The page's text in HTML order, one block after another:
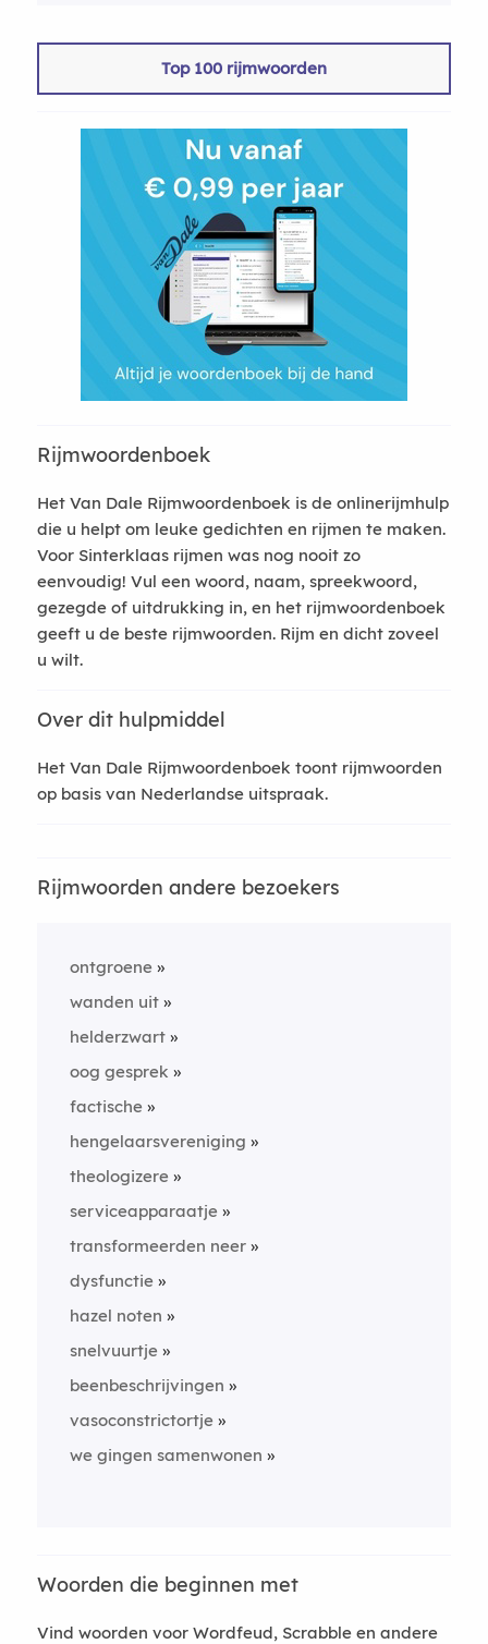
Top 100 rijmwoorden
Rijmwoordenboek
Het Van Dale Rijmwoordenboek is de onlinerijmhulp
die u helpt om leuke gedichten en rijmen te maken.
Voor Sinterklaas rijmen was nog nooit zo
eenvoudig! Vul een woord, naam, spreekwoord,
gezegde of uitdrukking in, en het rijmwoordenboek
geeft u de beste rijmwoorden. Rijm en dicht zoveel
u wilt.
Over dit hulpmiddel
Het Van Dale Rijmwoordenboek toont rijmwoorden
op basis van Nederlandse uitspraak.
Rijmwoorden andere bezoekers
ontgroene
wanden uit
helderzwart
oog gesprek
factische
hengelaarsvereniging
theologizere
serviceapparaatje
transformeerden neer
dysfunctie
hazel noten
snelvuurtje
beenbeschrijvingen
vasoconstrictortje
we gingen samenwonen
Woorden die beginnen met
Vind woorden voor Wordfeud, Scrabble en andere